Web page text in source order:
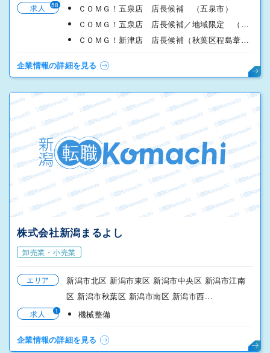
求人 58
ＣＯＭＧ！五泉店 店長候補 （五泉市）
ＣＯＭＧ！五泉店 店長候補／地域限定 （五泉市）
ＣＯＭＧ！新津店 店長候補（秋葉区程島葦の中）
企業情報の詳細を見る
株式会社新潟まるよし
卸売業・小売業
エリア
新潟市北区 新潟市東区 新潟市中央区 新潟市江南
区 新潟市秋葉区 新潟市南区 新潟市西...
求人 1 機械整備
企業情報の詳細を見る